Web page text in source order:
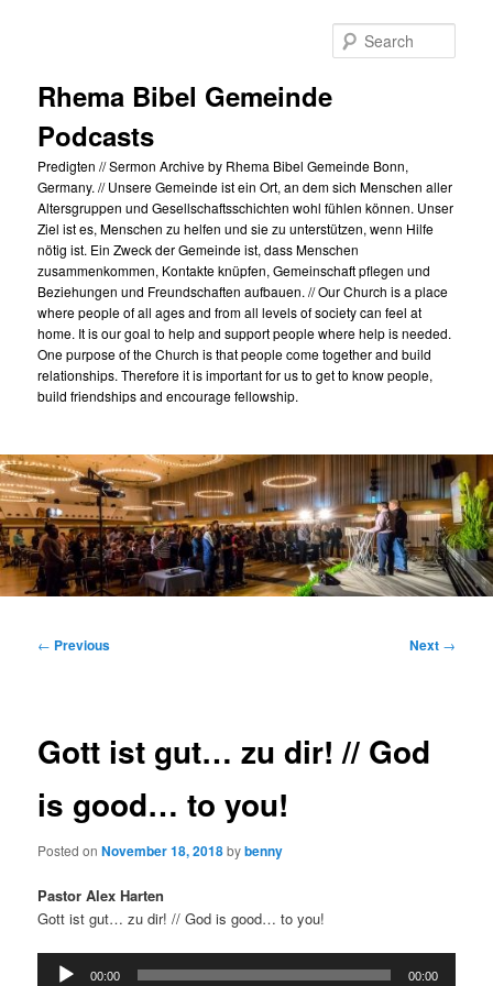
Rhema Bibel Gemeinde
Podcasts
Predigten // Sermon Archive by Rhema Bibel Gemeinde Bonn,
Germany. // Unsere Gemeinde ist ein Ort, an dem sich Menschen aller
Altersgruppen und Gesellschaftsschichten wohl fühlen können. Unser
Ziel ist es, Menschen zu helfen und sie zu unterstützen, wenn Hilfe
nötig ist. Ein Zweck der Gemeinde ist, dass Menschen
zusammenkommen, Kontakte knüpfen, Gemeinschaft pflegen und
Beziehungen und Freundschaften aufbauen. // Our Church is a place
where people of all ages and from all levels of society can feel at
home. It is our goal to help and support people where help is needed.
One purpose of the Church is that people come together and build
relationships. Therefore it is important for us to get to know people,
build friendships and encourage fellowship.
Post
← Previous Next →
Gott ist gut… zu dir! // God
is good… to you!
Posted onNovember 18, 2018bybenny
Pastor Alex Harten
Gott ist gut… zu dir! // God is good… to you!
Audio
00:00 00:00